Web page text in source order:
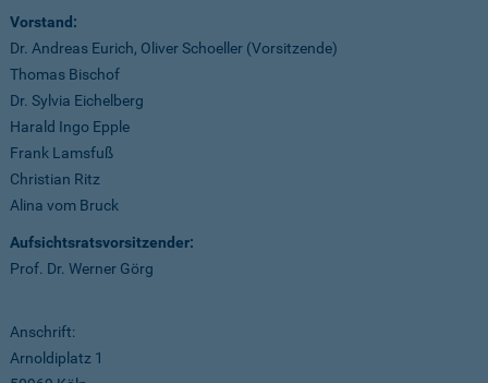
Vorstand:
Dr. Andreas Eurich, Oliver Schoeller (Vorsitzende)
Thomas Bischof
Dr. Sylvia Eichelberg
Harald Ingo Epple
Frank Lamsfuß
Christian Ritz
Alina vom Bruck
Aufsichtsratsvorsitzender:
Prof. Dr. Werner Görg
Anschrift:
Arnoldiplatz 1